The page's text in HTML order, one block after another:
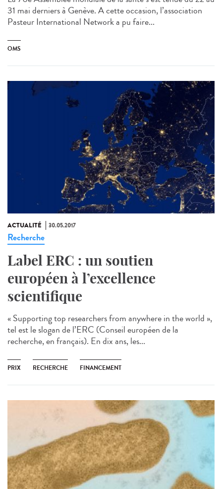
31 mai derniers à Genève. A cette occasion, l’association
Pasteur International Network a pu faire...
OMS
ACTUALITÉ 30.05.2017
Recherche
Label ERC : un soutien
européen à l’excellence
scientifique
« Supporting top researchers from anywhere in the world »,
tel est le slogan de l’ERC (Conseil européen de la
recherche, en français). En dix ans, les...
PRIX RECHERCHE FINANCEMENT